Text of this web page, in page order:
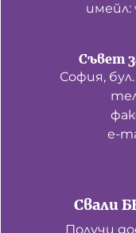
имейл:
Свали
Получи
Съвет
София,
е-